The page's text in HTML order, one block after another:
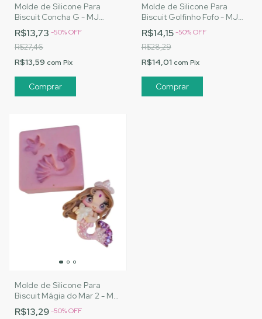
Molde de Silicone Para
Biscuit Concha G - MJ
Artesanatos |Cód. 1444
R$13,73 -50%OFF
R$27,46
R$13,59 com Pix
Molde de Silicone Para
Biscuit Golfinho Fofo - MJ
Artesanatos |Cód. 1447
R$14,15-50%OFF
R$28,29
R$14,01 com Pix
Molde de Silicone Para
Biscuit Mágia do Mar 2 - MJ
Artesanatos |Cód. 1450
R$13,29-50%OFF